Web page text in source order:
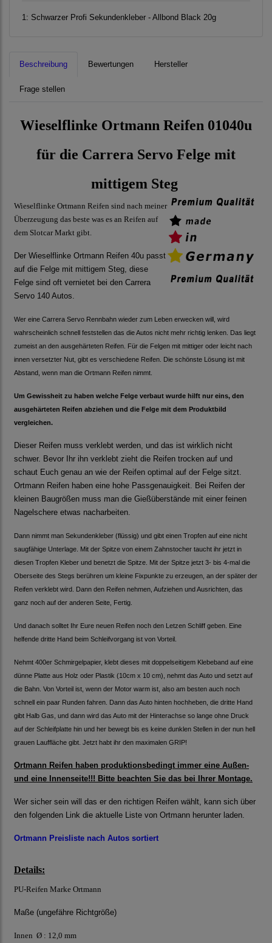
1: Schwarzer Profi Sekundenkleber - Allbond Black 20g
Beschreibung Bewertungen Hersteller
Frage stellen
Wieselflinke Ortmann Reifen 01040u
für die Carrera Servo Felge mit
mittigem Steg
Wieselflinke Ortmann Reifen sind nach meiner
Überzeugung das beste was es an Reifen auf
dem Slotcar Markt gibt.
Der Wieselflinke Ortmann Reifen 40u passt
auf die Felge mit mittigem Steg, diese
Felge sind oft vernietet bei den Carrera
Servo 140 Autos.
Wer eine Carrera Servo Rennbahn wieder zum Leben erwecken will, wird
wahrscheinlich schnell feststellen das die Autos nicht mehr richtig lenken. Das liegt
zumeist an den ausgehärteten Reifen. Für die Felgen mit mittiger oder leicht nach
innen versetzter Nut, gibt es verschiedene Reifen. Die schönste Lösung ist mit
Abstand, wenn man die Ortmann Reifen nimmt.
Um Gewissheit zu haben welche Felge verbaut wurde hilft nur eins, den
ausgehärteten Reifen abziehen und die Felge mit dem Produktbild
vergleichen.
Dieser Reifen muss verklebt werden, und das ist wirklich nicht
schwer. Bevor Ihr ihn verklebt zieht die Reifen trocken auf und
schaut Euch genau an wie der Reifen optimal auf der Felge sitzt.
Ortmann Reifen haben eine hohe Passgenauigkeit. Bei Reifen der
kleinen Baugrößen muss man die Gießüberstände mit einer feinen
Nagelschere etwas nacharbeiten.
Dann nimmt man Sekundenkleber (flüssig) und gibt einen Tropfen auf eine nicht
saugfähige Unterlage. Mit der Spitze von einem Zahnstocher taucht ihr jetzt in
diesen Tropfen Kleber und benetzt die Spitze. Mit der Spitze jetzt 3- bis 4-mal die
Oberseite des Stegs berühren um kleine Fixpunkte zu erzeugen, an der später der
Reifen verklebt wird. Dann den Reifen nehmen, Aufziehen und Ausrichten, das
ganz noch auf der anderen Seite, Fertig.
Und danach solltet Ihr Eure neuen Reifen noch den Letzen Schliff geben. Eine
helfende dritte Hand beim Schleifvorgang ist von Vorteil.
Nehmt 400er Schmirgelpapier, klebt dieses mit doppelseitigem Klebeband auf eine
dünne Platte aus Holz oder Plastik (10cm x 10 cm), nehmt das Auto und setzt auf
die Bahn. Von Vorteil ist, wenn der Motor warm ist, also am besten auch noch
schnell ein paar Runden fahren. Dann das Auto hinten hochheben, die dritte Hand
gibt Halb Gas, und dann wird das Auto mit der Hinterachse so lange ohne Druck
auf der Schleifplatte hin und her bewegt bis es keine dunklen Stellen in der nun hell
grauen Lauffläche gibt. Jetzt habt ihr den maximalen GRIP!
Ortmann Reifen haben produktionsbedingt immer eine Außen-
und eine Innenseite!!! Bitte beachten Sie das bei Ihrer Montage.
Wer sicher sein will das er den richtigen Reifen wählt, kann sich über
den folgenden Link die aktuelle Liste von Ortmann herunter laden.
Ortmann Preisliste nach Autos sortiert
Details:
PU-Reifen Marke Ortmann
Maße (ungefähre Richtgröße)
Innen Ø : 12,0 mm